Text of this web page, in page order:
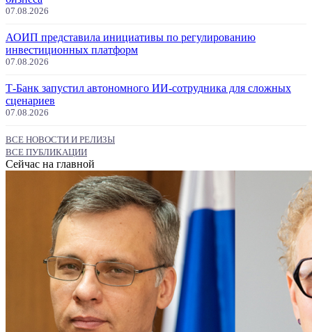
07.08.2026
АОИП представила инициативы по регулированию
инвестиционных платформ
07.08.2026
Т-Банк запустил автономного ИИ-сотрудника для сложных
сценариев
07.08.2026
ВСЕ НОВОСТИ И РЕЛИЗЫ
ВСЕ ПУБЛИКАЦИИ
Сейчас на главной